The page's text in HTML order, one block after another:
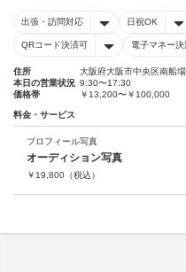
出張・訪問対応 日祝OK
QRコード決済可 電子マネー決
住所
大阪府大阪市中央区南船
本日の営業状況 9:30〜17:30
価格帯
￥13,200〜￥100,000
料金・サービス
プロフィール写真
オーディション写真
￥ 19,800 （税込）